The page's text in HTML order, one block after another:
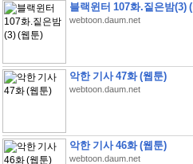
블랙윈터 107화.짙은밤(3)
webtoon.daum.net
악한 기사 47화 (웹툰)
webtoon.daum.net
악한 기사 46화 (웹툰)
webtoon.daum.net